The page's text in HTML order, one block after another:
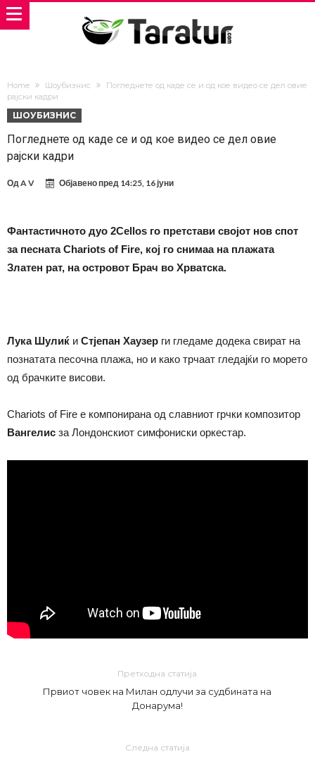
Home Шоубизнис
Погледнете од каде се и од кое видео се дел овие
рајски кадри
ШОУБИЗНИС
Погледнете од каде се и од кое видео се дел овие
рајски кадри
ОдA V Објавено пред 14:25, 16 јуни
Фантастичното дуо 2Cellos го претстави својот нов спот
за песната Chariots of Fire, кој го снимаа на плажата
Златен рат, на островот Брач во Хрватска.
Лука Шулиќ и Стјепан Хаузер ги гледаме додека свират на
познатата песочна плажа, но и како трчаат гледајќи го морето
од брачките висови.
Chariots of Fire е компонирана од славниот грчки композитор
Вангелис за Лондонскиот симфониски оркестар.
Претходна статија
Првиот човек на Милан одлучи за судбината на
Донарума!
Следна статија